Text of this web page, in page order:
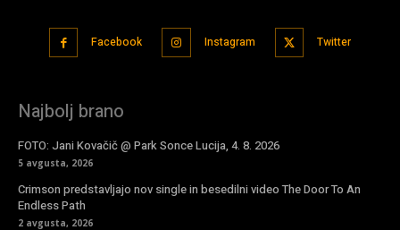
Facebook Instagram Twitter
Najbolj brano
FOTO: Jani Kovačič @ Park Sonce Lucija, 4. 8. 2026
5 avgusta, 2026
Crimson predstavljajo nov single in besedilni video The Door To An
Endless Path
2 avgusta, 2026